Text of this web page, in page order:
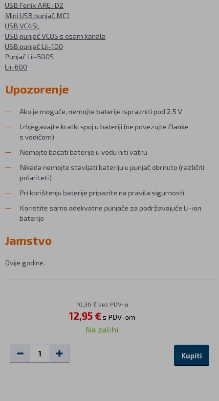
USB Fenix ARE-D2
Mini USB punjač MC1
USB VC4SL
USB punjač VC8S s osam kanala
USB punjač Lii-100
Punjač Lii-500S
Lii-600
Upozorenje
Ako je moguće, nemojte baterije isprazniti pod 2.5 V
Izbjegavajte kratki spoj u bateriji (ne povezujte članke
s vodičom)
Nemojte bacati baterije u vodu niti vatru
Nikada nemojte stavljati bateriju u punjač obrnuto (različiti
polariteti)
Pri korištenju baterije pripazite na pravila sigurnosti
Koristite samo adekvatne punjače za podržavajuće Li-ion
baterije
Jamstvo
Dvije godine.
10,36 € bez PDV-a
12,95 €s PDV-om
Na zalihi
Kupiti